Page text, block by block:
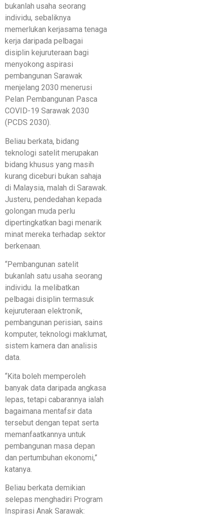
bukanlah usaha seorang
individu, sebaliknya
memerlukan kerjasama tenaga
kerja daripada pelbagai
disiplin kejuruteraan bagi
menyokong aspirasi
pembangunan Sarawak
menjelang 2030 menerusi
Pelan Pembangunan Pasca
COVID-19 Sarawak 2030
(PCDS 2030).
Beliau berkata, bidang
teknologi satelit merupakan
bidang khusus yang masih
kurang diceburi bukan sahaja
di Malaysia, malah di Sarawak.
Justeru, pendedahan kepada
golongan muda perlu
dipertingkatkan bagi menarik
minat mereka terhadap sektor
berkenaan.
“Pembangunan satelit
bukanlah satu usaha seorang
individu. Ia melibatkan
pelbagai disiplin termasuk
kejuruteraan elektronik,
pembangunan perisian, sains
komputer, teknologi maklumat,
sistem kamera dan analisis
data.
“Kita boleh memperoleh
banyak data daripada angkasa
lepas, tetapi cabarannya ialah
bagaimana mentafsir data
tersebut dengan tepat serta
memanfaatkannya untuk
pembangunan masa depan
dan pertumbuhan ekonomi,”
katanya.
Beliau berkata demikian
selepas menghadiri Program
Inspirasi Anak Sarawak: